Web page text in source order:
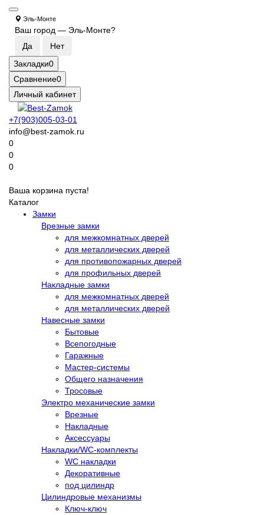
Эль-Монте
Ваш город — Эль-Монте?
Закладки0
Сравнение0
Личный кабинет
+7(903)005-03-01
info@best-zamok.ru
0
0
0
Ваша корзина пуста!
Каталог
Замки
Врезные замки
для межкомнатных дверей
для металлических дверей
для противопожарных дверей
для профильных дверей
Накладные замки
для межкомнатных дверей
для металлических дверей
Навесные замки
Бытовые
Всепогодные
Гаражные
Мастер-системы
Общего назначения
Тросовые
Электро механические замки
Врезные
Накладные
Аксессуары
Накладки/WC-комплекты
WC накладки
Декоративные
под цилиндр
Цилиндровые механизмы
Ключ-ключ